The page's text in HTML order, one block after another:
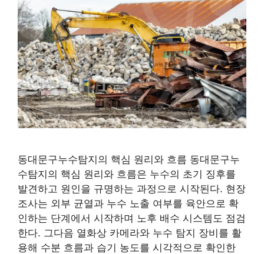
동대문구누수탐지의 핵심 원리와 흐름 동대문구누
수탐지의 핵심 원리와 흐름은 누수의 초기 징후를
발견하고 원인을 규명하는 과정으로 시작된다. 현장
조사는 외부 균열과 누수 노출 여부를 육안으로 확
인하는 단계에서 시작하며 노후 배수 시스템도 점검
한다. 그다음 열화상 카메라와 누수 탐지 장비를 활
용해 수분 흐름과 습기 농도를 시각적으로 확인한